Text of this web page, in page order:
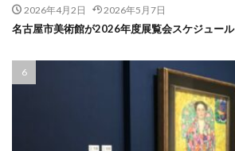
2026年4月2日 2026年5月7日
名古屋市美術館が2026年度展覧会スケジュー